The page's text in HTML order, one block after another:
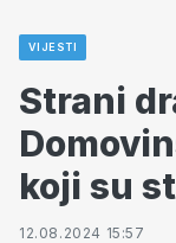
VIJESTI
Strani
koji su
12.08.2024 15:57